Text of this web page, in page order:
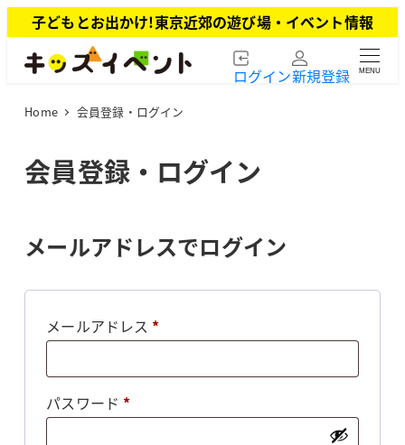
イ
子どもとお出かけ!東京近郊の遊び場・イベント情報
ログイン新規登録 MENU
Home 会員登録・ログイン
会員登録・ログイン
メールアドレスでログイン
メールアドレス *必
パスワード *必